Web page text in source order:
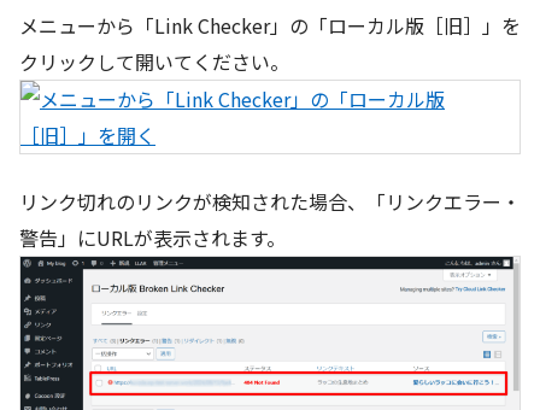
メニューから「Link Checker」の「ローカル版［旧］」を
クリックして開いてください。
リンク切れのリンクが検知された場合、「リンクエラー・
警告」にURLが表示されます。